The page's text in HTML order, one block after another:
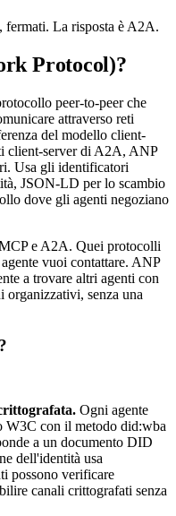
fermati. La risposta è A2A.
Protocol)?
peer-to-peer che
attraverso reti
del modello client-
client-server di A2A, ANP
Usa gli identificatori
JSON-LD per lo scambio
dove gli agenti negoziano
e A2A. Quei protocolli
vuoi contattare. ANP
a trovare altri agenti con
senza una
Ogni agente
W3C con il metodo did:wba
a un documento DID
dell'identità usa
possono verificare
canali crittografati senza